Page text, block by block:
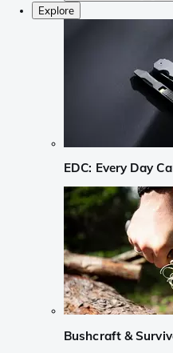
Explore
EDC: Every Day
Bushcraft &